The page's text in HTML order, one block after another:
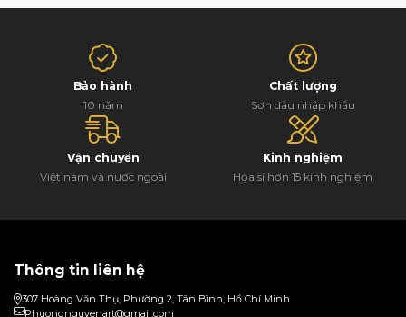
Bảo hành
10 năm
Chất lượng
Sơn dầu nhập khẩu
Vận chuyển
Việt nam và nước ngoài
Kinh nghiệm
Họa sĩ hơn 15 kinh nghiệm
Thông tin liên hệ
307 Hoàng Văn Thụ, Phường 2, Tân Bình, Hồ Chí Minh
Phuongnguyenart@gmail.com